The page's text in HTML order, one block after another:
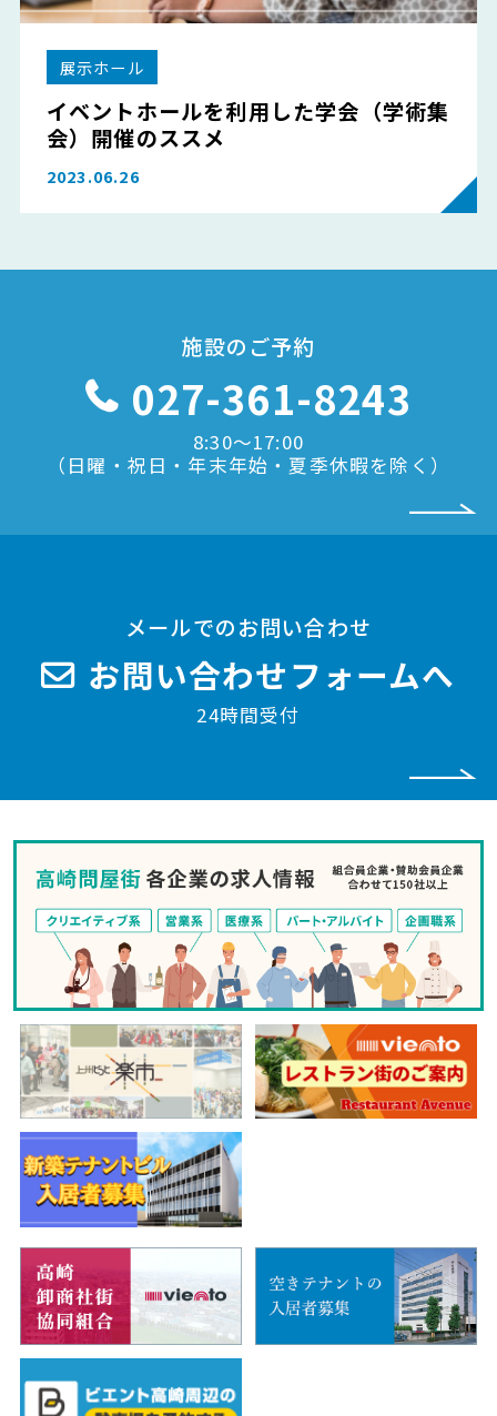
展示ホール
イベントホールを利用した学会（学術集
会）開催のススメ
2023.06.26
施設のご予約
027-361-8243
8:30〜17:00
（日曜・祝日・年末年始・夏季休暇を除く）
メールでのお問い合わせ
お問い合わせフォームへ
24時間受付